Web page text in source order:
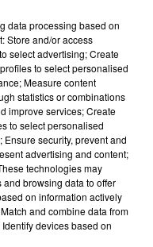
tenu du refus
avez exprimé. Si
de nous donner
le bouton ci-
data processing based on
Store and/or access
select advertising; Create
to select personalised
Measure content
statistics or combinations
improve services; Create
to select personalised
security, prevent and
advertising and content;
technologies may
browsing data to offer
on information actively
and combine data from
devices based on